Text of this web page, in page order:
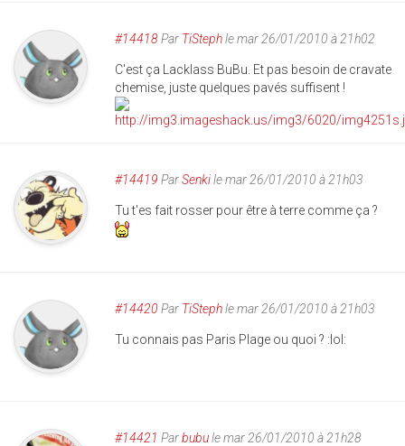
#14418Par TiStephle mar 26/01/2010 à 21h02
C'est ça Lacklass BuBu. Et pas besoin de cravate
chemise, juste quelques pavés suffisent !
#14419 ParSenkile mar 26/01/2010 à 21h03
Tu t'es fait rosser pour être à terre comme ça ?
#14420 Par TiStephle mar 26/01/2010 à 21h03
Tu connais pas Paris Plage ou quoi ? :lol:
#14421 Parbubule mar 26/01/2010 à 21h28